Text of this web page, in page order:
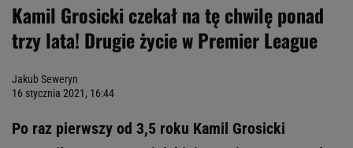
Kamil Grosicki czekał na tę chwilę ponad
trzy lata! Drugie życie w Premier League
Jakub Seweryn
16 stycznia 2021, 16:44
Po raz pierwszy od 3,5 roku Kamil Grosicki